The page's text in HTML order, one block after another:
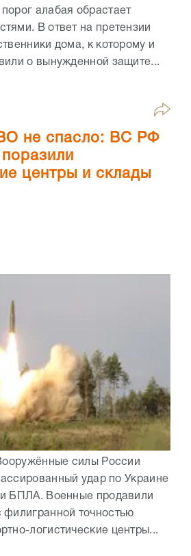
алабая обрастает
В ответ на претензии
дома, к которому и
о вынужденной защите...
не спасло: ВС РФ
центры и склады
силы России
удар по Украине
БПЛА. Военные продавили
точностью
логистические центры...